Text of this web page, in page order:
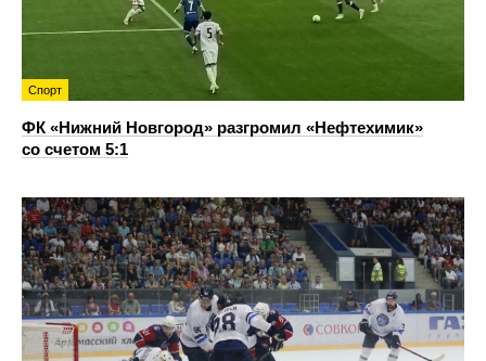
Спорт
ФК «Нижний Новгород» разгромил «Нефтехимик»
со счетом 5:1